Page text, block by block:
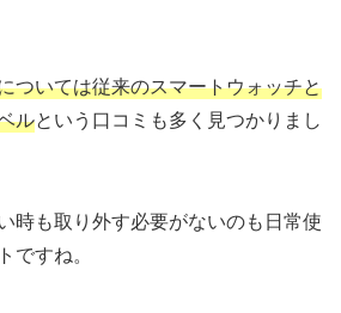
ついては従来のスマートウォッチと
ルという口コミも多く見つかりまし
時も取り外す必要がないのも日常使
ですね。